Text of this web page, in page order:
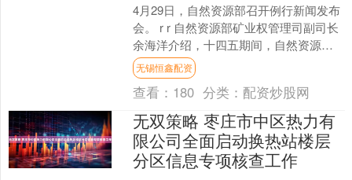
4月29日，自然资源部召开例行新闻发布
会。 r r 自然资源部矿业权管理司副司长
余海洋介绍，十四五期间，自然资源部
持续深化矿产资源管理制度改革，加大
矿业权管理政....
无锡恒鑫配资
查看： 180 分类： 配资炒股网
无双策略 枣庄市中区热力有
限公司全面启动换热站楼层
分区信息专项核查工作